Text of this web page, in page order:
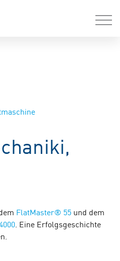
FlatMaster® 55 und dem
. Eine Erfolgsgeschichte